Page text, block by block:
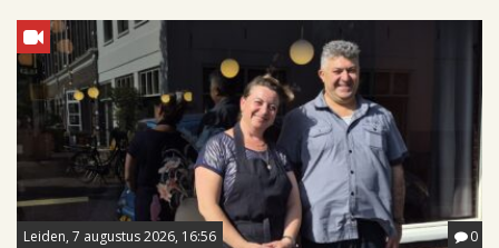
Leiden, 7 augustus 2026, 16:56 0